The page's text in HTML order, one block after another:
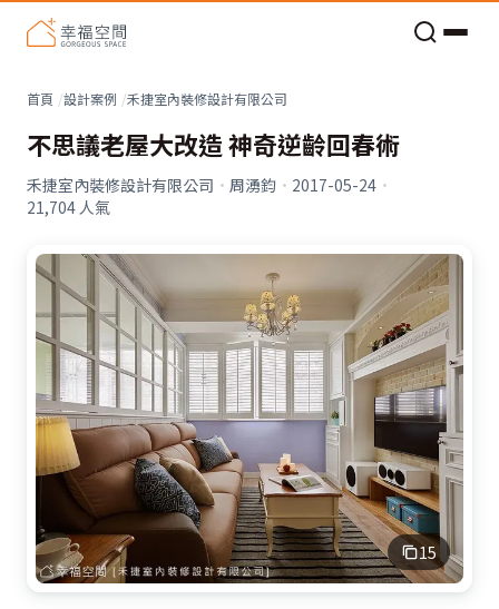
首頁 設計案例 禾捷室內裝修設計有限公司
不思議老屋大改造 神奇逆齡回春術
禾捷室內裝修設計有限公司 · 周湧鈞 · 2017-05-24 ·
21,704人氣
15